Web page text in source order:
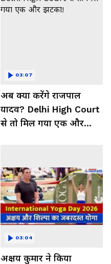
अब क्या करेंगे राजपाल
यादव? Delhi High Court
से तो मिल गया एक और
03:07
अक्षय कुमार ने किया
03:04